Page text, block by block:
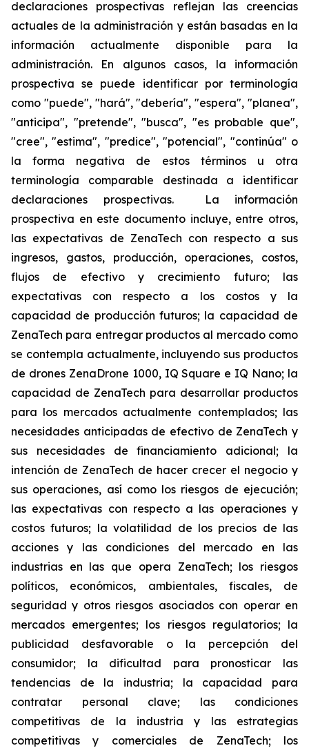
declaraciones prospectivas reflejan las creencias
actuales de la administración y están basadas en la
información actualmente disponible para la
administración. En algunos casos, la información
prospectiva se puede identificar por terminología
como "puede", "hará", "debería", "espera", "planea",
"anticipa", "pretende", "busca", "es probable que",
"cree", "estima", "predice", "potencial", "continúa" o
la forma negativa de estos términos u otra
terminología comparable destinada a identificar
declaraciones prospectivas. La información
prospectiva en este documento incluye, entre otros,
las expectativas de ZenaTech con respecto a sus
ingresos, gastos, producción, operaciones, costos,
flujos de efectivo y crecimiento futuro; las
expectativas con respecto a los costos y la
capacidad de producción futuros; la capacidad de
ZenaTech para entregar productos al mercado como
se contempla actualmente, incluyendo sus productos
de drones ZenaDrone 1000, IQ Square e IQ Nano; la
capacidad de ZenaTech para desarrollar productos
para los mercados actualmente contemplados; las
necesidades anticipadas de efectivo de ZenaTech y
sus necesidades de financiamiento adicional; la
intención de ZenaTech de hacer crecer el negocio y
sus operaciones, así como los riesgos de ejecución;
las expectativas con respecto a las operaciones y
costos futuros; la volatilidad de los precios de las
acciones y las condiciones del mercado en las
industrias en las que opera ZenaTech; los riesgos
políticos, económicos, ambientales, fiscales, de
seguridad y otros riesgos asociados con operar en
mercados emergentes; los riesgos regulatorios; la
publicidad desfavorable o la percepción del
consumidor; la dificultad para pronosticar las
tendencias de la industria; la capacidad para
contratar personal clave; las condiciones
competitivas de la industria y las estrategias
competitivas y comerciales de ZenaTech; los